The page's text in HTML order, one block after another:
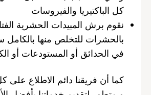
كل الباكتيريا والفيروسات
نقوم برش المبيدات الحشرية
بالحشرات للتخلص منها بالكامل
في الحدائق أو المستودعات أو
كما أن فريقنا دائم الاطلاع على